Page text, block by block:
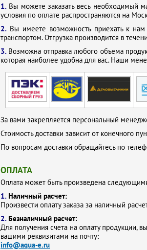
1. Вы можете заказать весь необходимый
условия по оплате распространяются на
2. Вы имеете возможность приехать к нам
транспортом. Отгрузка производится в
3. Возможна отправка любого объема
которая наиболее удобна для вас. Наши
За вами закрепляется персональный
Стоимость доставки зависит от конечного
По вопросам доставки обращайтесь по
ОПЛАТА
Оплата может быть произведена
1. Наличный расчет:
Произвести оплату заказа за наличный
2. Безналичный расчет:
Для получения счета на оплату продукции,
вашими реквизитами на почту:
info@aqua-e.ru